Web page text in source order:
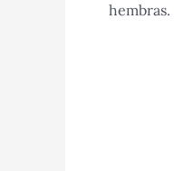
hembras.